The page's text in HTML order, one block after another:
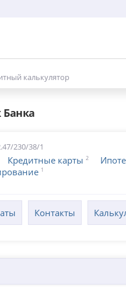
калькулятор
230/38/1
Кредитные карты 2
1
Контакты